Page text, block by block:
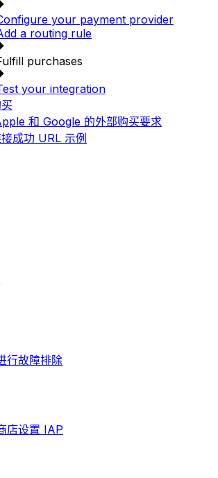
your payment provider
a routing rule
purchases
your integration
和 Google 的外部购买要求
成功 URL 示例
行故障排除
店设置 IAP